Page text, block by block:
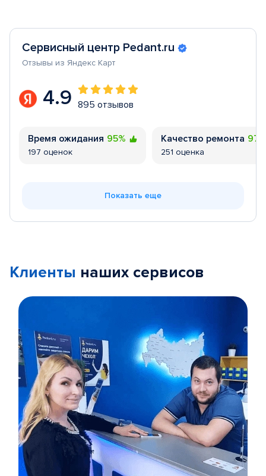
Сервисный центр Pedant.ru
Отзывы из Яндекс Карт
4.9 895 отзывов
Время ожидания 95%
197 оценок
Качество ремонта
251 оценка
Показать еще
Клиенты наших сервисов